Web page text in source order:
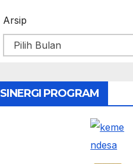
Arsip
SINERGI PROGRAM